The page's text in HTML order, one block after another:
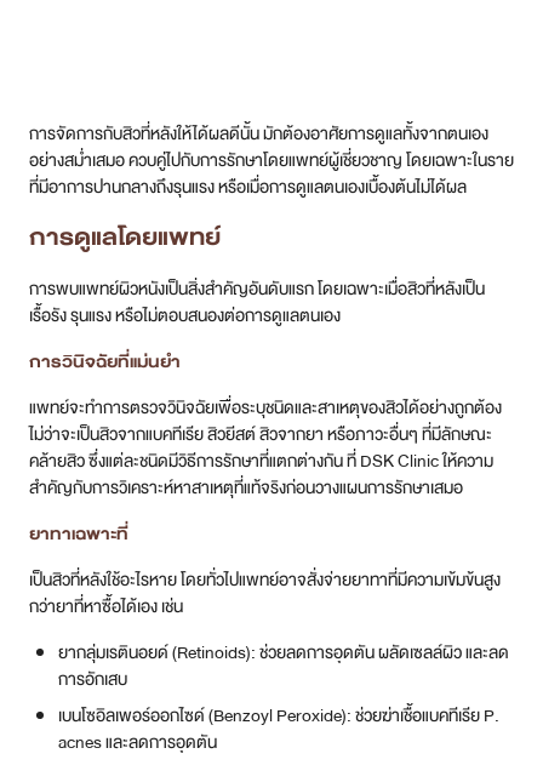
เป็นสิวที่หลังใช้อะไรหาย โดยทั่วไปแพทย์อาจสั่งจ่ายยาทาที่มีความเข้มข้นสูง
กว่ายาที่หาซื้อได้เอง เช่น
ยากลุ่มเรตินอยด์ (Retinoids): ช่วยลดการอุดตัน ผลัดเซลล์ผิว และลด
เบนโซอิลเพอร์ออกไซด์ (Benzoyl Peroxide): ช่วยฆ่าเชื้อแบคทีเรีย P.
acnes และลดการอุดตัน
ยาปฏิชีวนะชนิดทา (Topical Antibiotics): เช่น Clindamycin หรือ
ป้องกันเชื้อดื้อยา
กรดอะซีลาอิก (Azelaic Acid) หรือ กรดซาลิไซลิก (Salicylic Acid):
ช่วยลดการอุดตันและต้านการอักเสบ
ยาต้านเชื้อรา (Antifungal creams): เช่น Ketoconazole สำหรับรักษา
สิวยีสต์
ยารับประทาน
สำหรับสิวระดับปานกลางถึงรุนแรง หรือสิวที่ไม่ตอบสนองต่อยาทา แพทย์
อาจพิจารณาให้ใช้ยารับประทาน
ยาปฏิชีวนะ (Oral Antibiotics) :เช่น Doxycycline หรือ Tetracycline
เพื่อลดการอักเสบและเชื้อแบคทีเรีย
ไอโสเตรติโนอิน (Isotretinoin) :อนุพันธ์ของวิตามินเอ ใช้สำหรับสิวชนิด
รุนแรง ดื้อต่อการรักษา หรือมีแนวโน้มเกิดแผลเป็นสูง เป็นยาที่ต้องใช้